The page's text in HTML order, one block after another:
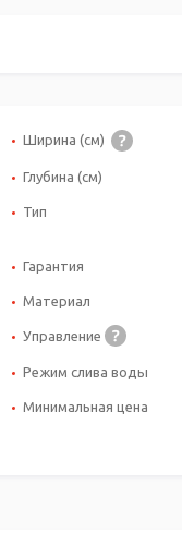
Ширина (см)
Глубина (см)
Тип
Гарантия
Материал
Управление
Режим слива воды
Минимальная цена